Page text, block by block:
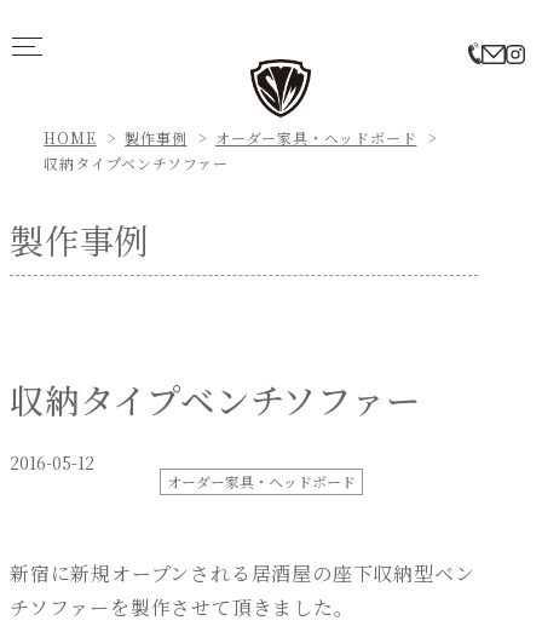
HOME 製作事例
オーダー家具・ヘッドボード
収納タイプベンチソファー
製作事例
収納タイプベンチソファー
2016-05-12
オーダー家具・ヘッドボード
新宿に新規オープンされる居酒屋の座下収納型ベン
チソファーを製作させて頂きました。